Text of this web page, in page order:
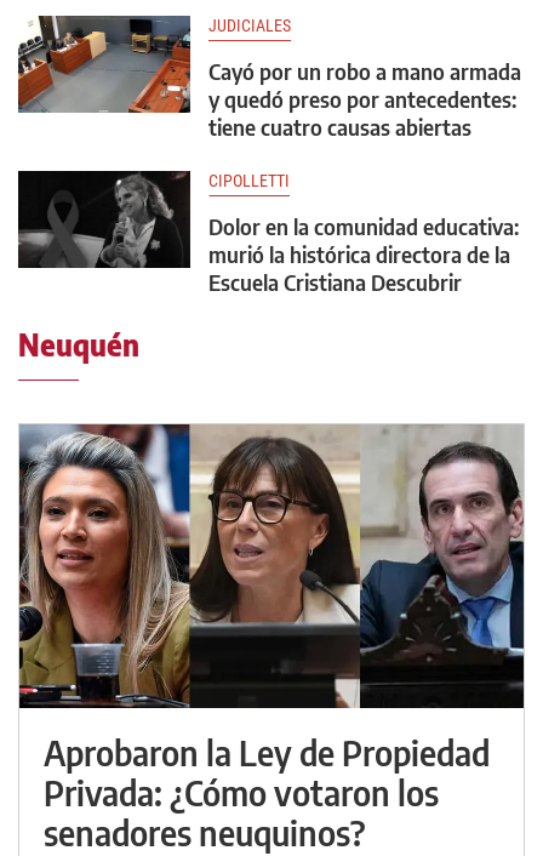
JUDICIALES
Cayó por un robo a mano armada
y quedó preso por antecedentes:
tiene cuatro causas abiertas
CIPOLLETTI
Dolor en la comunidad educativa:
murió la histórica directora de la
Escuela Cristiana Descubrir
Neuquén
Aprobaron la Ley de Propiedad
Privada: ¿Cómo votaron los
senadores neuquinos?